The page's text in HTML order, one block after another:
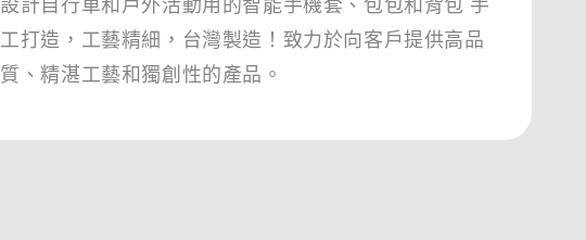
工打造，工藝精細，台灣製造！致力於向客戶提供高品
質、精湛工藝和獨創性的產品。